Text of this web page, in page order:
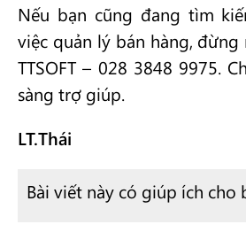
Nếu bạn cũng đang tìm
việc quản lý bán hàng,
TTSOFT – 028 3848 9975.
sàng trợ giúp.
LT.Thái
Bài viết này có giúp ích cho